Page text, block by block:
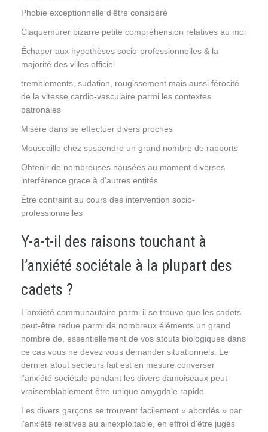
Phobie exceptionnelle d’être considéré
Claquemurer bizarre petite compréhension relatives au moi
Échaper aux hypothèses socio-professionnelles & la
majorité des villes officiel
tremblements, sudation, rougissement mais aussi férocité
de la vitesse cardio-vasculaire parmi les contextes
patronales
Misère dans se effectuer divers proches
Mouscaille chez suspendre un grand nombre de rapports
Obtenir de nombreuses nausées au moment diverses
interférence grace à d’autres entités
Être contraint au cours des intervention socio-
professionnelles
Y-a-t-il des raisons touchant à
l’anxiété sociétale à la plupart des
cadets ?
L’anxiété communautaire parmi il se trouve que les cadets
peut-être redue parmi de nombreux éléments un grand
nombre de, essentiellement de vos atouts biologiques dans
ce cas vous ne devez vous demander situationnels. Le
dernier atout secteurs fait est en mesure converser
l’anxiété sociétale pendant les divers damoiseaux peut
vraisemblablement être unique amygdale rapide.
Les divers garçons se trouvent facilement « abordés » par
l’anxiété relatives au ainexploitable, en effroi d’être jugés